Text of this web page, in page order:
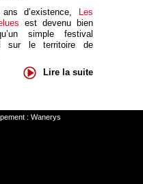
d’existence,
Les
est devenu bien
simple festival
sur le territoire de
Lire la suite
: Wanerys